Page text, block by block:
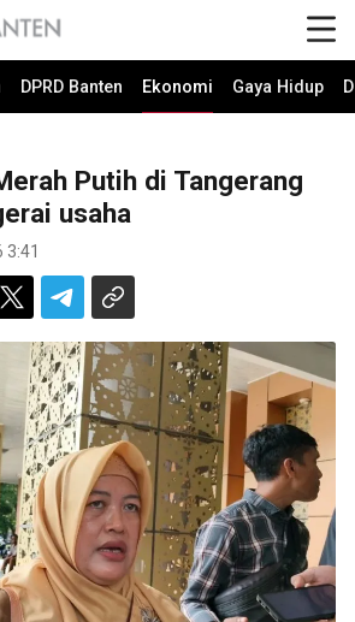
DPRD Banten Ekonomi Gaya Hidup
Putih di Tangerang
usaha
3:41